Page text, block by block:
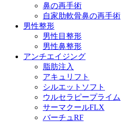
鼻の再手術
自家肋軟骨鼻の再手術
男性整形
男性目整形
男性鼻整形
アンチエイジング
脂肪注入
アキュリフト
シルエットソフト
ウルセラピープライム
サーマクールFLX
バーチュRF